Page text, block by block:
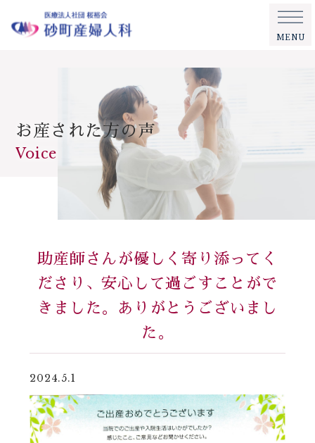
MENU
お産された方の声
Voice
助産師さんが優しく寄り添ってく
ださり、安心して過ごすことがで
きました。ありがとうございまし
た。
2024.5.1